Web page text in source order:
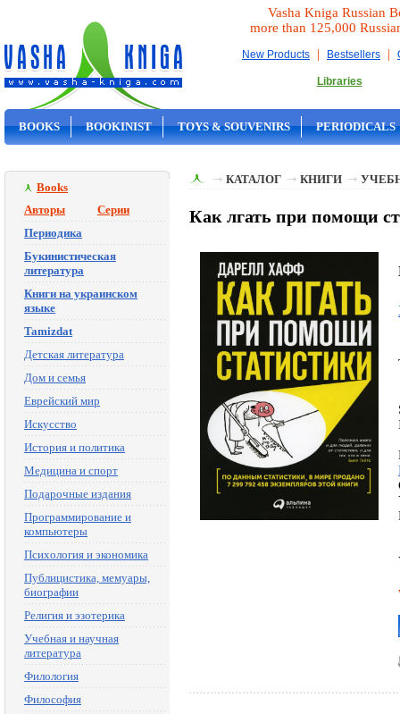
Vasha Kniga Russian
more than 125,000
New Products | Bestsellers |
Libraries
BOOKS BOOKINIST TOYS & SOUVENIRS PERIODICALS
Books
Авторы
Серии
Периодика
Букинистическая
литература
Книги на украинском
языке
Tamizdat
Детская литература
Дом и семья
Еврейский мир
Искусство
История и политика
Медицина и спорт
Подарочные издания
Программирование и
компьютеры
Психология и экономика
Публицистика, мемуары,
биографии
Религия и эзотерика
Учебная и научная
литература
Филология
Философия
КАТАЛОГ КНИГИ
Как лгать при помощи